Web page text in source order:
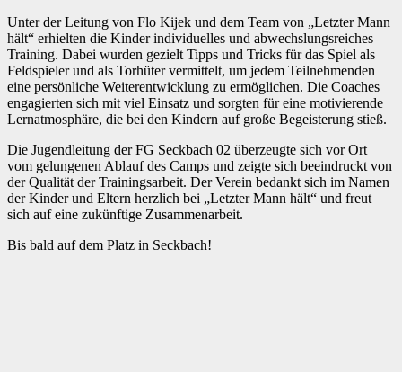
Unter der Leitung von Flo Kijek und dem Team von „Letzter Mann
hält“ erhielten die Kinder individuelles und abwechslungsreiches
Training. Dabei wurden gezielt Tipps und Tricks für das Spiel als
Feldspieler und als Torhüter vermittelt, um jedem Teilnehmenden
eine persönliche Weiterentwicklung zu ermöglichen. Die Coaches
engagierten sich mit viel Einsatz und sorgten für eine motivierende
Lernatmosphäre, die bei den Kindern auf große Begeisterung stieß.
Die Jugendleitung der FG Seckbach 02 überzeugte sich vor Ort
vom gelungenen Ablauf des Camps und zeigte sich beeindruckt von
der Qualität der Trainingsarbeit. Der Verein bedankt sich im Namen
der Kinder und Eltern herzlich bei „Letzter Mann hält“ und freut
sich auf eine zukünftige Zusammenarbeit.
Bis bald auf dem Platz in Seckbach!